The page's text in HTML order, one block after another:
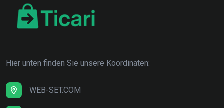
Hier unten finden Sie unsere Koordinaten:
WEB-SET.COM